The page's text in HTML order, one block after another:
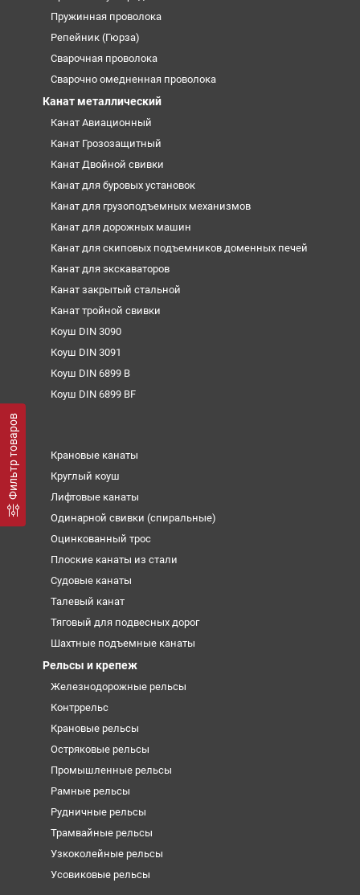
Фильтр товаров
Пружинная проволока
Репейник (Гюрза)
Сварочная проволока
Сварочно омедненная проволока
Канат металлический
Канат Авиационный
Канат Грозозащитный
Канат Двойной свивки
Канат для буровых установок
Канат для грузоподъемных механизмов
Канат для дорожных машин
Канат для скиповых подъемников доменных печей
Канат для экскаваторов
Канат закрытый стальной
Канат тройной свивки
Коуш DIN 3090
Коуш DIN 3091
Коуш DIN 6899 B
Коуш DIN 6899 BF
Крановые канаты
Круглый коуш
Лифтовые канаты
Одинарной свивки (спиральные)
Оцинкованный трос
Плоские канаты из стали
Судовые канаты
Талевый канат
Тяговый для подвесных дорог
Шахтные подъемные канаты
Рельсы и крепеж
Железнодорожные рельсы
Контррельс
Крановые рельсы
Остряковые рельсы
Промышленные рельсы
Рамные рельсы
Рудничные рельсы
Трамвайные рельсы
Узкоколейные рельсы
Усовиковые рельсы